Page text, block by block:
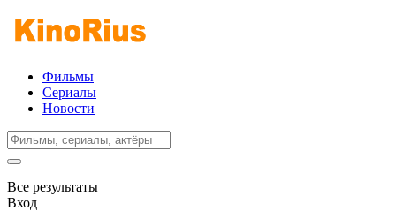
Фильмы
Сериалы
Новости
Все результаты
Вход